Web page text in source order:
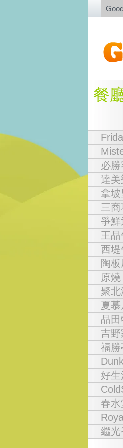
餐
必
達
拿
三
爭鮮
王
西堤
陶板
原燒
聚
夏慕
品
吉野
福勝
好
春水
繼